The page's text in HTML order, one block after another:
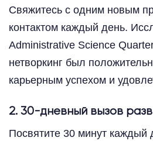
Свяжитесь с одним новым
контактом каждый день.
Administrative Science
нетворкинг был
карьерным успехом и
2. 30-дневный вызов
Посвятите 30 минут каждый